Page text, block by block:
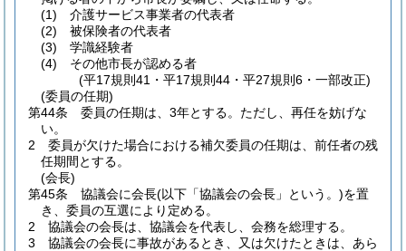
(1)
介護サービス事業者の代表者
(2)
被保険者の代表者
(3)
学識経験者
(4)
その他市長が認める者
(平17規則41・平17規則44・平27規則6・一部改正)
(委員の任期)
第44条
委員の任期は、3年とする。 ただし、再任を妨げな
い。
2
委員が欠けた場合における補欠委員の任期は、前任者の残
任期間とする。
(会長)
第45条
協議会に会長(以下「協議会の会長」という。)を置
き、委員の互選により定める。
2
協議会の会長は、協議会を代表し、会務を総理する。
3
協議会の会長に事故があるとき、又は欠けたときは、あら